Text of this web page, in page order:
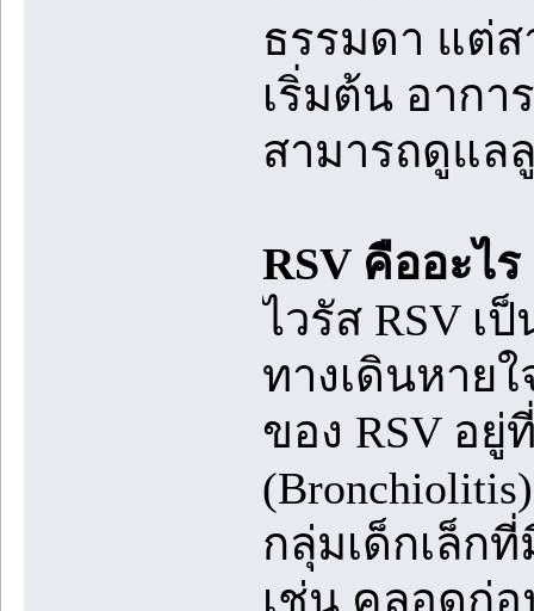
ธรรมดา แต่
เริ่มต้น อากา
สามารถดูแล
RSV คืออะไ
ไวรัส RSV เ
ทางเดินหาย
ของ RSV อยู่
กลุ่มเด็กเล็ก
เช่น คลอดก่